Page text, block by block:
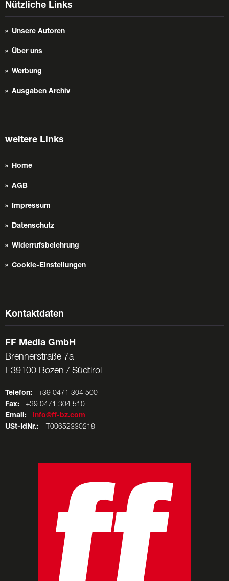
Nützliche Links
Unsere Autoren
Über uns
Werbung
Ausgaben Archiv
weitere Links
Home
AGB
Impressum
Datenschutz
Widerrufsbelehrung
Cookie-Einstellungen
Kontaktdaten
FF Media GmbH
Brennerstraße 7a
I-39100 Bozen / Südtirol
Telefon: +39 0471 304 500
Fax: +39 0471 304 510
Email:
info@ff-bz.com
USt-IdNr.: IT00652330218